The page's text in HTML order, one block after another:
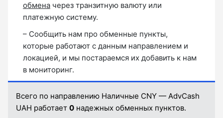
обмена через транзитную валюту или
платежную систему.
– Сообщить нам про обменные пункты,
которые работают с данным направлением и
локацией, и мы постараемся их добавить к нам
в мониторинг.
Всего по направлению Наличные CNY — AdvCash
UAH работает 0 надежных обменных пунктов.